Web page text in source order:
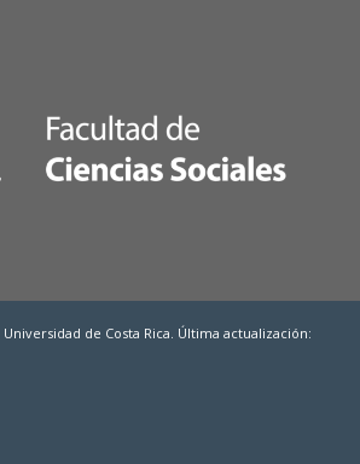
de Costa Rica. Última actualización: